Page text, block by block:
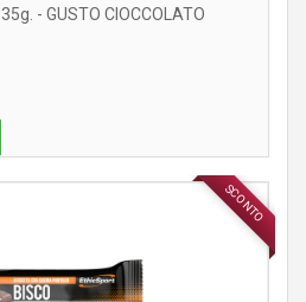
- GUSTO CIOCCOLATO
SCONTO
INTEGRATORI